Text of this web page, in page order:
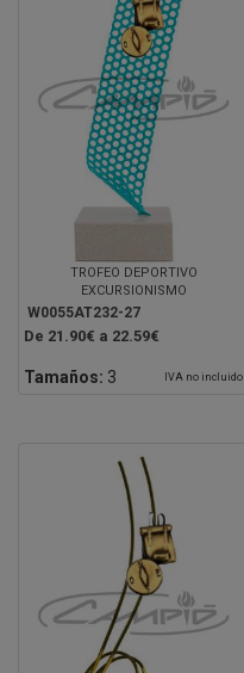
TROFEO DEPORTIVO
EXCURSIONISMO
W0055AT232-27
De 21.90€ a 22.59€
Tamaños: 3 IVA no incluido